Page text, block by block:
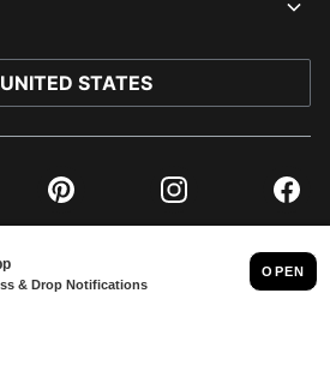
UNITED STATES
Pinterest Instagram
© PUMA NORTH AMERICA, INC.
IMPRINT AND LEGAL DATA